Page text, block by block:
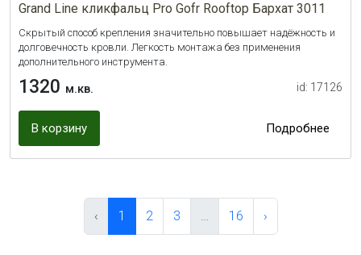
Grand Line кликфальц Pro Gofr Rooftop Бархат 3011
Cкрытый способ крепления значительно повышает надёжность и
долговечность кровли. Легкость монтажа без применения
дополнительного инструмента.
1320 м.кв. id: 17126
В корзину Подробнее
‹ 1 2 3 … 16 ›